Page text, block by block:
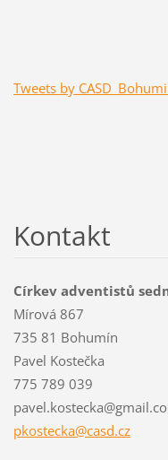
Tweets by
Kontakt
Církev adventistů
Mírová 867
735 81 Bohumín
Pavel Kostečka
775 789 039
pkostecka@casd.cz